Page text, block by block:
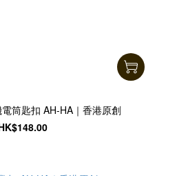
筒匙扣 AH-HA｜香港原創